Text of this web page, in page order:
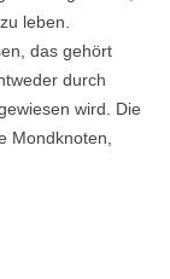
leben.
das gehört
durch
wird. Die
Mondknoten,